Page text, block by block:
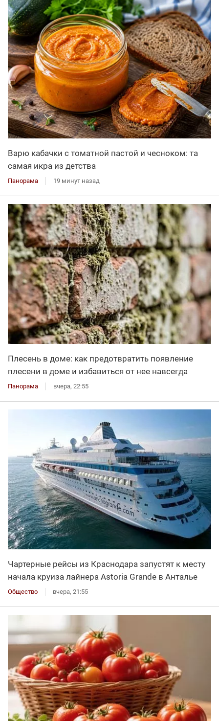
Варю кабачки с томатной пастой и чесноком: та
самая икра из детства
Панорама 19 минут назад
Плесень в доме: как предотвратить появление
плесени в доме и избавиться от нее навсегда
Панорама вчера, 22:55
Чартерные рейсы из Краснодара запустят к месту
начала круиза лайнера Astoria Grande в Анталье
Общество вчера, 21:55